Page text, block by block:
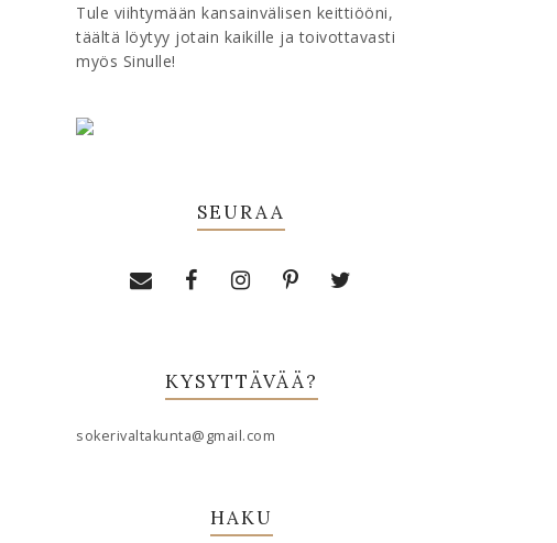
Tule viihtymään kansainvälisen keittiööni,
täältä löytyy jotain kaikille ja toivottavasti
myös Sinulle!
SEURAA
KYSYTTÄVÄÄ?
sokerivaltakunta@gmail.com
HAKU